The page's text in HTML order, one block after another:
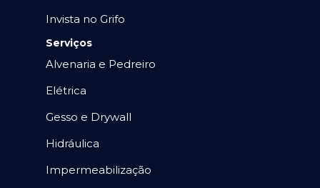
Invista no Grifo
Serviços
Alvenaria e Pedreiro
Elétrica
Gesso e Drywall
Hidráulica
Impermeabilização